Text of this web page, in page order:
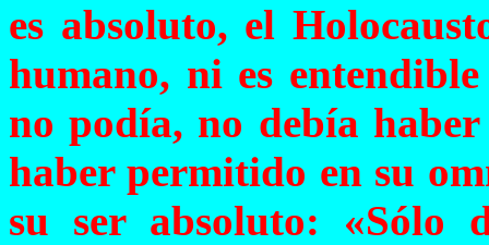
es absoluto, el
humano, ni es
no podía, no debía
haber permitido en su
su ser absoluto: «Sólo